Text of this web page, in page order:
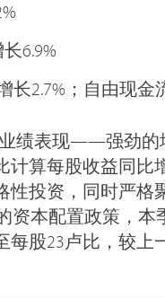
6.9%
长2.7%；自由现金
绩表现——强劲的
算每股收益同比
投资，同时严格
资本配置政策，本
股23卢比，较上